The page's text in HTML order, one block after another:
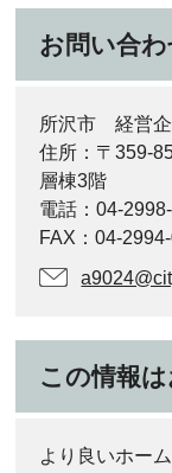
お問い合わ
所沢市 経営
住所：〒359-
層棟3階
電話：04-
FAX：04-
この情報
より良いホー